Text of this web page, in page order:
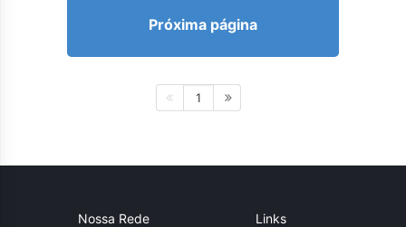
Próxima página
1
Nossa Rede Links